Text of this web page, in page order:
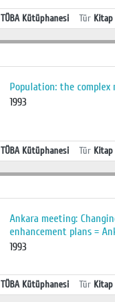
TÜBA Kütüphanesi Tür Kitap
Population: the
1993
TÜBA Kütüphanesi Tür Kitap
Ankara meeting:
enhancement plans =
1993
TÜBA Kütüphanesi Tür Kitap